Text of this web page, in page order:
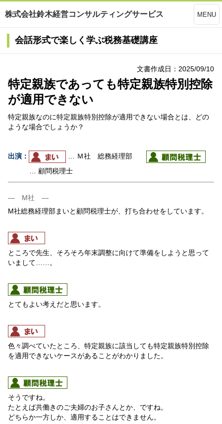
株式会社鈴木経営コンサルティングサービス MENU
会話形式で楽しく学ぶ税務基礎講座
文書作成日：2025/09/10
特定親族であっても特定親族特別控除
が適用できない
特定親族なのに特定親族特別控除が適用できない場合とは、どの
ような場合でしょうか？
出演：
… Ｍ社 総務経理部
… 顧問税理士
― M社 ―
M社総務経理部まいと顧問税理士が、打ち合わせをしています。
ところで先生、そろそろ年末調整に向けて準備をしようと思って
いまして……。
とてもよい考えだと思います。
色々調べていたところ、特定親族に該当しても特定親族特別控除
を適用できないケースがあることがわかりました。
そうですね。
たとえば共働きのご夫婦のお子さんとか、ですね。
どちらか一方しか、適用することはできません。